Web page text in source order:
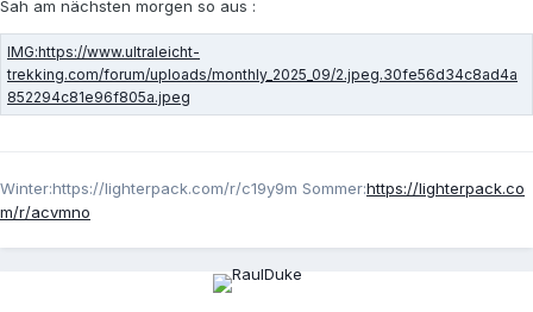
Sah am nächsten morgen so aus :
Winter:https://lighterpack.com/r/c19y9m Sommer:https://lighterpack.co
m/r/acvmno